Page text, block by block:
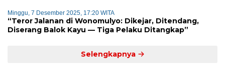
Minggu, 7 Desember 2025, 17:20 WITA
“Teror Jalanan di Wonomulyo: Dikejar, Ditendang,
Diserang Balok Kayu — Tiga Pelaku Ditangkap”
Selengkapnya